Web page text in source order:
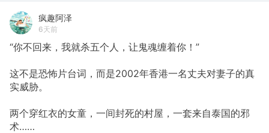
疯趣阿泽
6天前
“你不回来，我就杀五个人，让鬼魂缠着你！”
这不是恐怖片台词，而是2002年香港一名丈夫对妻子的真
实威胁。
两个穿红衣的女童，一间封死的村屋，一套来自泰国的邪
术……